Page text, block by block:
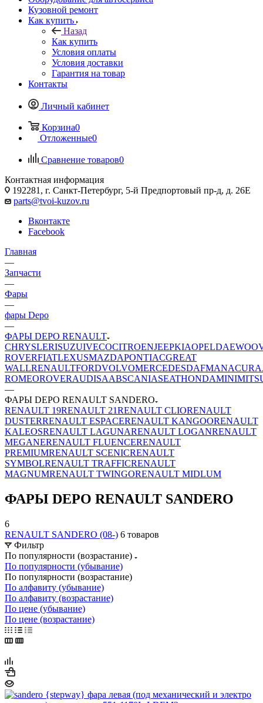
Кузовной ремонт
Как купить
Назад
Как купить
Условия оплаты
Условия доставки
Гарантия на товар
Контакты
Личный кабинет
Корзина0
Отложенные0
Сравнение товаров0
Контактная информация
192281, г. Санкт-Петербург, 5-й Предпортовый пр-д, д. 26Е
parts@tvoi-kuzov.ru
Вконтакте
Facebook
Главная
—
Запчасти
—
Фары
—
фары Depo
—
ФАРЫ DEPO RENAULT
CHRYSLERISUZUIVECOCITROENJEEPKIAOPELDAEWOO
ROVERFIATLEXUSMAZDAPONTIACGREAT
WALLRENAULTFORDVOLVOMERCEDESDAFMANACURA
ROMEOROVERAUDISAABSCANIASEATHONDAMINI
—
ФАРЫ DEPO RENAULT SANDERO
RENAULT 19RENAULT 21RENAULT CLIORENAULT
DUSTERRENAULT ESPACERENAULT KANGOORENAULT
KALEOSRENAULT LAGUNARENAULT LOGANRENAULT
MEGANERENAULT FLUENCERENAULT
PREMIUMRENAULT SCENICRENAULT
SYMBOLRENAULT TRAFFICRENAULT
MAGNUMRENAULT TWINGORENAULT MIDLUM
ФАРЫ DEPO RENAULT SANDERO
6
RENAULT SANDERO (08-) 6 товаров
Фильтр
По популярности (возрастание)
По популярности (убывание)
По популярности (возрастание)
По алфавиту (убывание)
По алфавиту (возрастание)
По цене (убывание)
По цене (возрастание)